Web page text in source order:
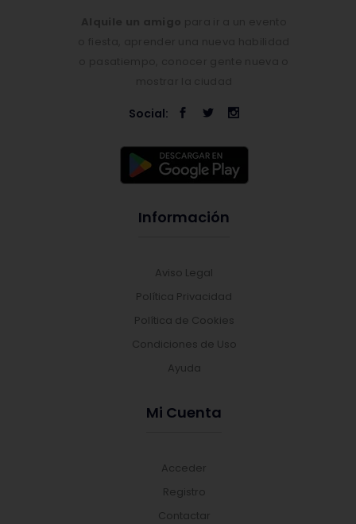
Social:
Información
Aviso Legal
Política Privacidad
Política de Cookies
Condiciones de Uso
Ayuda
Mi Cuenta
Acceder
Registro
Contactar